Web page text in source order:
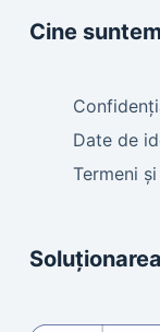
Cine suntem
Date de
Termeni